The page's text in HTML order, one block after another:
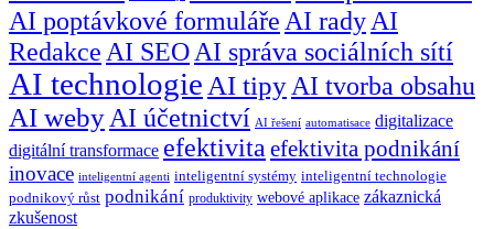
AI poptávkové formuláře AI rady AI
Redakce AI SEO AI správa sociálních sítí
AI technologie AI tipy AI tvorba obsahu
AI weby AI účetnictví AI řešení automatisace digitalizace
digitální transformace efektivita efektivita podnikání
inovace inteligentní agenti inteligentní systémy inteligentní technologie
podnikový růst podnikání produktivity webové aplikace zákaznická
zkušenost